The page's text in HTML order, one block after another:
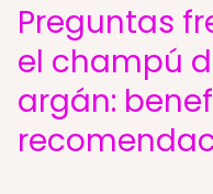
Preguntas
el champú
argán: